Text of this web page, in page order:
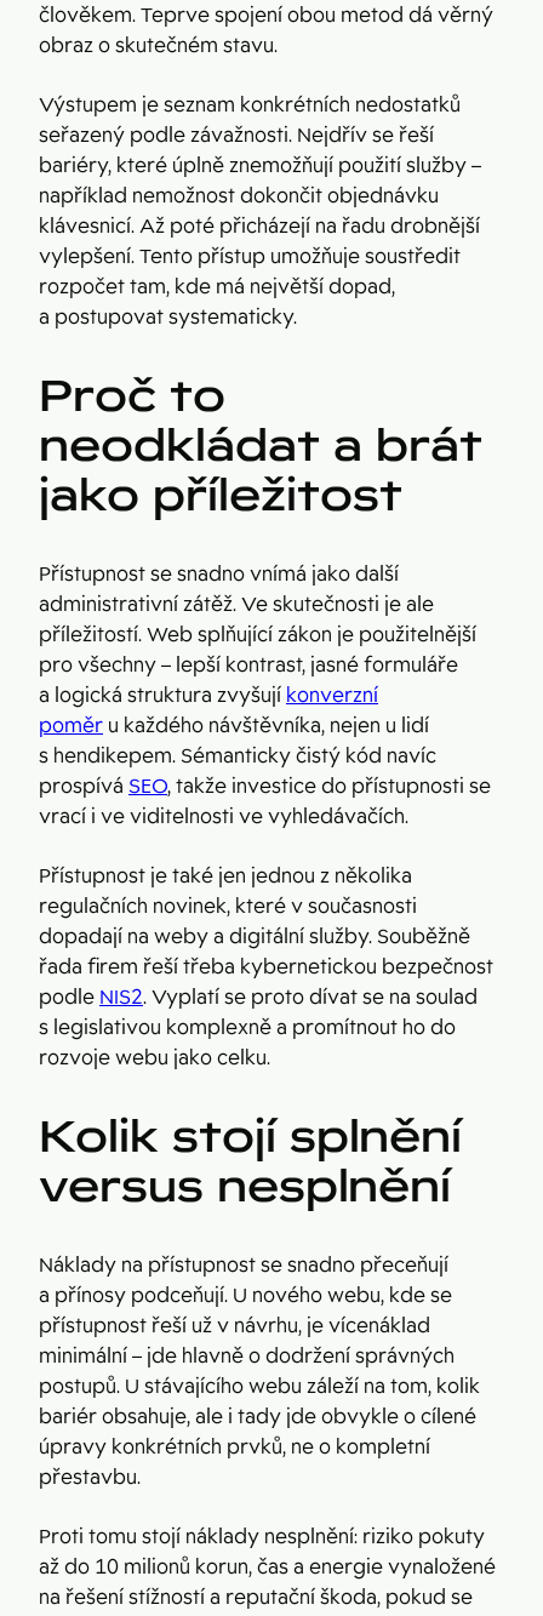
člověkem. Teprve spojení obou metod dá věrný
obraz o skutečném stavu.
Výstupem je seznam konkrétních nedostatků
seřazený podle závažnosti. Nejdřív se řeší
bariéry, které úplně znemožňují použití služby –
například nemožnost dokončit objednávku
klávesnicí. Až poté přicházejí na řadu drobnější
vylepšení. Tento přístup umožňuje soustředit
rozpočet tam, kde má největší dopad,
a postupovat systematicky.
Proč to
neodkládat a brát
jako příležitost
Přístupnost se snadno vnímá jako další
administrativní zátěž. Ve skutečnosti je ale
příležitostí. Web splňující zákon je použitelnější
pro všechny – lepší kontrast, jasné formuláře
a logická struktura zvyšují konverzní
poměr u každého návštěvníka, nejen u lidí
s hendikepem. Sémanticky čistý kód navíc
prospívá SEO, takže investice do přístupnosti se
vrací i ve viditelnosti ve vyhledávačích.
Přístupnost je také jen jednou z několika
regulačních novinek, které v současnosti
dopadají na weby a digitální služby. Souběžně
řada firem řeší třeba kybernetickou bezpečnost
podle NIS2. Vyplatí se proto dívat se na soulad
s legislativou komplexně a promítnout ho do
rozvoje webu jako celku.
Kolik stojí splnění
versus nesplnění
Náklady na přístupnost se snadno přeceňují
a přínosy podceňují. U nového webu, kde se
přístupnost řeší už v návrhu, je vícenáklad
minimální – jde hlavně o dodržení správných
postupů. U stávajícího webu záleží na tom, kolik
bariér obsahuje, ale i tady jde obvykle o cílené
úpravy konkrétních prvků, ne o kompletní
přestavbu.
Proti tomu stojí náklady nesplnění: riziko pokuty
až do 10 milionů korun, čas a energie vynaložené
na řešení stížností a reputační škoda, pokud se